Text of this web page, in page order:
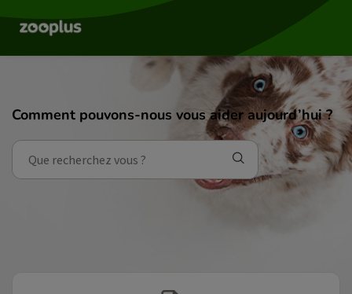
Comment pouvons-nous vous aider aujourd’hui ?